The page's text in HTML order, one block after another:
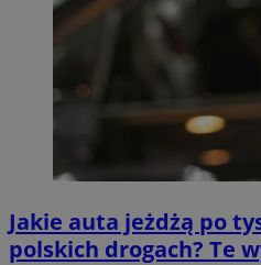
Jakie auta jeżdżą po
polskich drogach? Te